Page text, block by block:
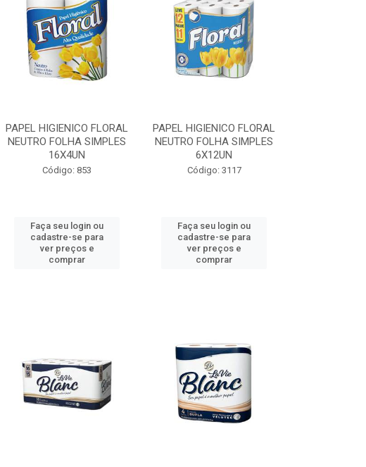
PAPEL HIGIENICO FLORAL
NEUTRO FOLHA SIMPLES
16X4UN
Código: 853
Faça seu login ou
cadastre-se para
ver preços e
comprar
PAPEL HIGIENICO FLORAL
NEUTRO FOLHA SIMPLES
6X12UN
Código: 3117
Faça seu login ou
cadastre-se para
ver preços e
comprar